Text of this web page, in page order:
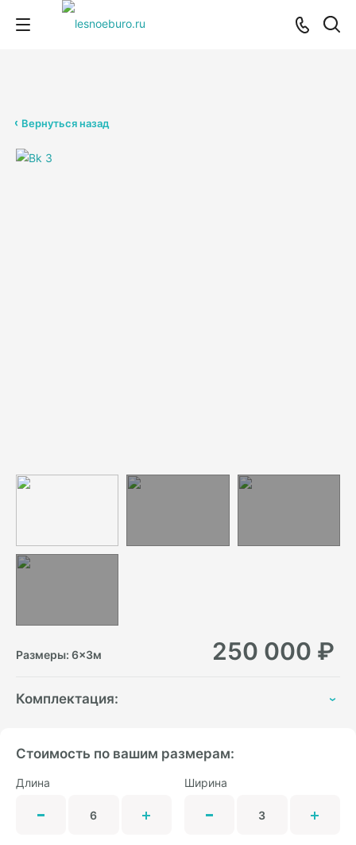
Вернуться назад
Размеры: 6×3м 250 000 ₽
Комплектация:
Стоимость по вашим размерам:
Длина Ширина